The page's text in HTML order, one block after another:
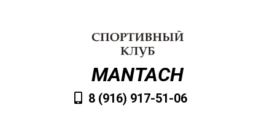
MANTACH
8 (916) 917-51-06